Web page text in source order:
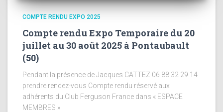
COMPTE RENDU EXPO 2025
Compte rendu Expo Temporaire du 20
juillet au 30 août 2025 à Pontaubault
(50)
Pendant la présence de Jacques CATTEZ 06 88 32 29 14
prendre rendez-vous Compte rendu réservé aux
adhérents du Club Ferguson France dans « ESPACE
MEMBRES »